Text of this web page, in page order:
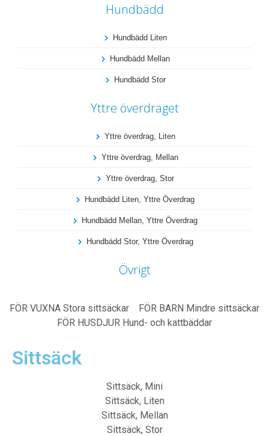
Hundbädd
Hundbädd Liten
Hundbädd Mellan
Hundbädd Stor
Yttre överdraget
Yttre överdrag, Liten
Yttre överdrag, Mellan
Yttre överdrag, Stor
Hundbädd Liten, Yttre Överdrag
Hundbädd Mellan, Yttre Överdrag
Hundbädd Stor, Yttre Överdrag
Övrigt
FÖR VUXNA Stora sittsäckar FÖR BARN Mindre sittsäckar
FÖR HUSDJUR Hund- och kattbäddar
Sittsäck
Sittsäck, Mini
Sittsäck, Liten
Sittsäck, Mellan
Sittsäck, Stor